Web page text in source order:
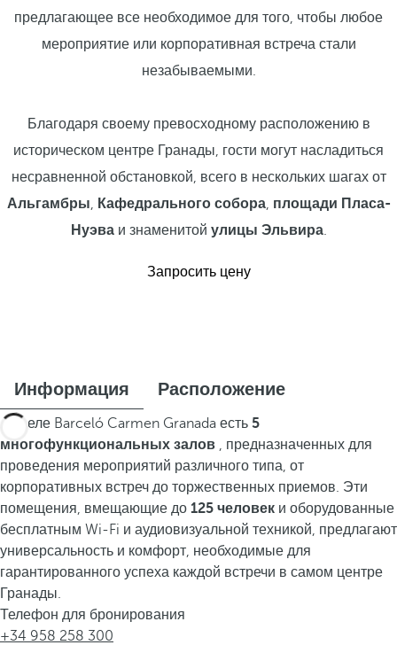
предлагающее все необходимое для того, чтобы любое
мероприятие или корпоративная встреча стали
незабываемыми.
Благодаря своему превосходному расположению в
историческом центре Гранады, гости могут насладиться
несравненной обстановкой, всего в нескольких шагах от
Альгамбры, Кафедрального собора, площади Пласа-
Нуэваи знаменитой улицы Эльвира.
Запросить цену
Информация Расположение
В отеле Barceló Carmen Granada есть 5
многофункциональных залов , предназначенных для
проведения мероприятий различного типа, от
корпоративных встреч до торжественных приемов. Эти
помещения, вмещающие до 125 человек и оборудованные
бесплатным Wi-Fi и аудиовизуальной техникой, предлагают
универсальность и комфорт, необходимые для
гарантированного успеха каждой встречи в самом центре
Гранады.
Телефон для бронирования
+34 958 258 300